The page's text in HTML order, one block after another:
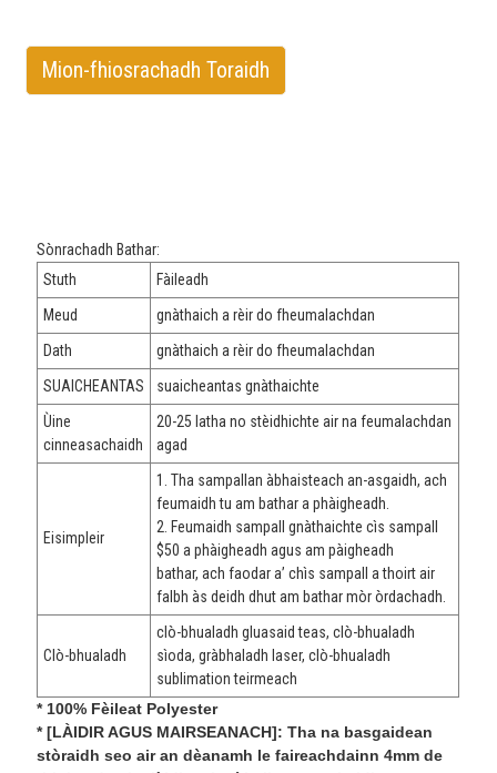
Mion-fhiosrachadh Toraidh
Sònrachadh Bathar:
Stuth
Fàileadh
Meud
gnàthaich a rèir do fheumalachdan
Dath
gnàthaich a rèir do fheumalachdan
SUAICHEANTAS
suaicheantas gnàthaichte
Ùine
cinneasachaidh
20-25 latha no stèidhichte air na feumalachdan
agad
Eisimpleir
1. Tha sampallan àbhaisteach an-asgaidh, ach
feumaidh tu am bathar a phàigheadh.
2. Feumaidh sampall gnàthaichte cìs sampall
$50 a phàigheadh agus am pàigheadh
bathar, ach faodar a’ chìs sampall a thoirt air
falbh às deidh dhut am bathar mòr òrdachadh.
Clò-bhualadh
clò-bhualadh gluasaid teas, clò-bhualadh
sìoda, gràbhaladh laser, clò-bhualadh
sublimation teirmeach
* 100% Fèileat Polyester
* [LÀIDIR AGUS MAIRSEANACH]: Tha na basgaidean
stòraidh seo air an dèanamh le faireachdainn 4mm de